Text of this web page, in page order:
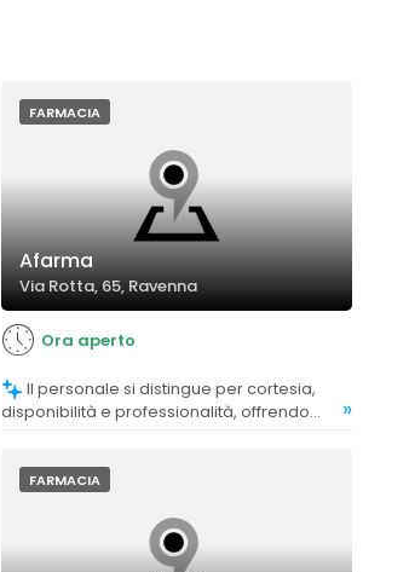
FARMACIA
Afarma
Via Rotta, 65, Ravenna
Ora aperto
Il personale si distingue per cortesia,
disponibilità e professionalità, offrendo
»
FARMACIA